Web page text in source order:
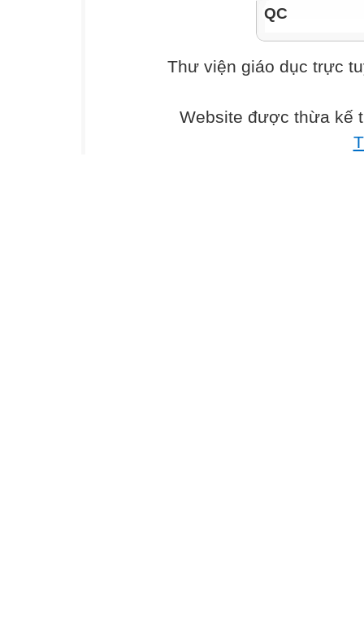
QC
Thư viện giáo dục trực
Website được thừa kế